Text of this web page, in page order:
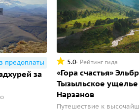
предоплаты
за
5.0 Рейтинг гида
«Гора счастья»
Тызыльское
Нарзанов
Путешествие к